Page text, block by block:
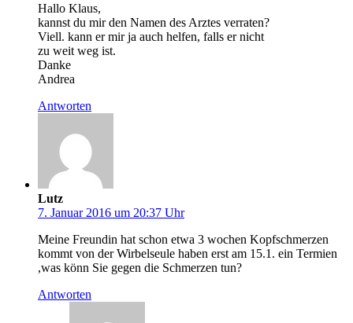
Hallo Klaus,
kannst du mir den Namen des Arztes verraten?
Viell. kann er mir ja auch helfen, falls er nicht
zu weit weg ist.
Danke
Andrea
Antworten
Lutz
7. Januar 2016 um 20:37 Uhr
Meine Freundin hat schon etwa 3 wochen Kopfschmerzen
kommt von der Wirbelseule haben erst am 15.1. ein Termien
,was könn Sie gegen die Schmerzen tun?
Antworten